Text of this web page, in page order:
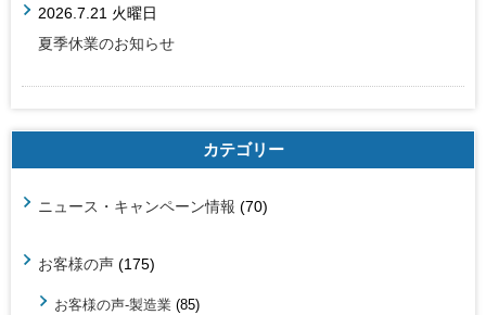
2026.7.21 火曜日
夏季休業のお知らせ
カテゴリー
ニュース・キャンペーン情報 (70)
お客様の声 (175)
お客様の声-製造業 (85)